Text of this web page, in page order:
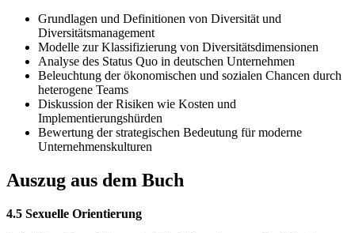
Grundlagen und Definitionen von Diversität und
Diversitätsmanagement
Modelle zur Klassifizierung von Diversitätsdimensionen
Analyse des Status Quo in deutschen Unternehmen
Beleuchtung der ökonomischen und sozialen Chancen durch
heterogene Teams
Diskussion der Risiken wie Kosten und
Implementierungshürden
Bewertung der strategischen Bedeutung für moderne
Unternehmenskulturen
Auszug aus dem Buch
4.5 Sexuelle Orientierung